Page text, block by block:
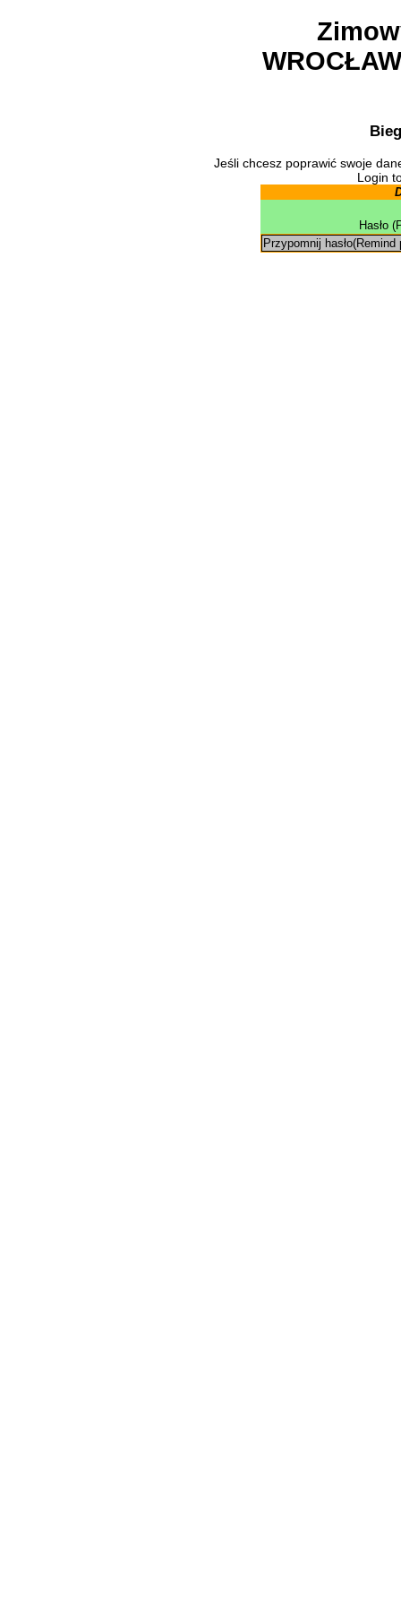
Jeśli chcesz poprawić swoje
Login
Hasło